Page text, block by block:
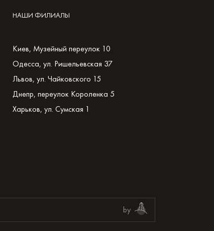
НАШИ ФИЛИАЛЫ
Киев, Музейный переулок 10
Одесса, ул. Ришельевская 37
Львов, ул. Чайковского 15
Днепр, переулок Короленка 5
Харьков, ул. Сумская 1
by